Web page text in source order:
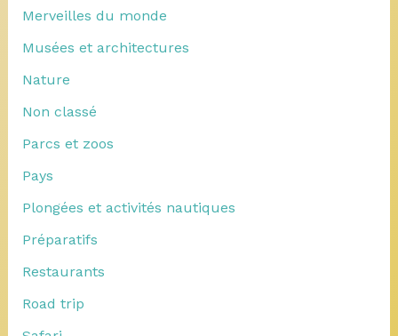
Merveilles du monde
Musées et architectures
Nature
Non classé
Parcs et zoos
Pays
Plongées et activités nautiques
Préparatifs
Restaurants
Road trip